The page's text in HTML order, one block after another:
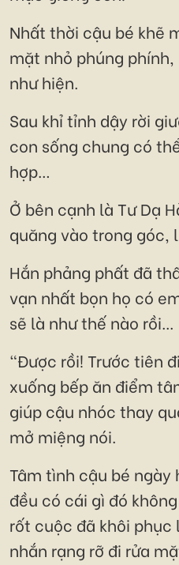
Nhất thời cậu bé khẽ
mặt nhỏ phúng
như hiện.
Sau khỉ tỉnh dậy rời
con sống chung có
hợp…
Ở bên cạnh là Tư Dạ
quăng vào trong góc,
Hắn phảng phất đã
vạn nhất bọn họ có
sẽ là như thế nào rồi...
"Được rồi! Trước tiên
xuống bếp ăn điểm
giúp cậu nhóc thay
mở miệng nói.
Tâm tình cậu bé
đều có cái gì đó
rốt cuộc đã khôi phục
nhắn rạng rỡ đi rửa